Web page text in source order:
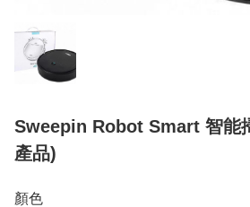
Sweepin Robot Smart 智能
產品)
顏色